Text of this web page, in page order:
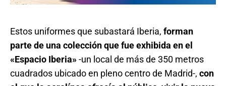
Estos uniformes que subastará Iberia, forman
parte de una colección que fue exhibida en el
«Espacio Iberia»-un local de más de 350 metros
cuadrados ubicado en pleno centro de Madrid-, con